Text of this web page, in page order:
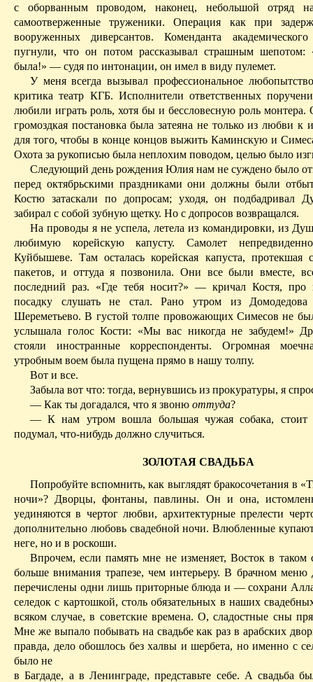
с оборванным проводом, наконец, небольшой отряд
самоотверженные труженики. Операция как при
вооруженных диверсантов. Коменданта
пугнули, что он потом рассказывал страшным
была!» — судя по интонации, он имел в виду пулемет.
У меня всегда вызывал профессиональное любопытство
критика театр КГБ. Исполнители ответственных
любили играть роль, хотя бы и бессловесную роль монтера.
громоздкая постановка была затеяна не только из любви к
для того,чтобы в конце концов выжить Каминскую и Симеса
Охота за рукописью была неплохим поводом, целью было
Следующий день рождения Юлия нам не суждено было
перед октябрьскими праздниками они должны были
Костю затаскали по допросам; уходя, он подбадривал
забирал с собой зубную щетку. Но с допросов возвращался.
На проводы я не успела, летела из командировки, из
любимую корейскую капусту. Самолет
Куйбышеве. Там осталась корейская капуста, протекшая
пакетов, и оттуда я позвонила. Они все были вместе,
последний раз. «Где тебя носит?» — кричал Костя,
посадку слушать не стал. Рано утром из
Шереметьево. В густой толпе провожающих Симесов не
услышала голос Кости: «Мы вас никогда не забудем!»
стояли иностранные корреспонденты. Огромная
утробным воем была пущена прямо в нашу толпу.
Вот и все.
Забыла вот что: тогда, вернувшись из прокуратуры, я
— Как ты догадался, что я звоню оттуда?
— К нам утром вошла большая чужая собака,
подумал, что-нибудь должно случиться.
ЗОЛОТАЯ СВАДЬБА
Попробуйте вспомнить, как выглядят бракосочетания в
ночи»? Дворцы, фонтаны, павлины. Он и она,
уединяются в чертог любви, архитектурные прелести
дополнительно любовь свадебной ночи. Влюбленные
неге, но и в роскоши.
Впрочем, если память мне не изменяет, Восток в таком
больше внимания трапезе, чем интерьеру. В брачном меню
перечислены одни лишь приторные блюда и — сохрани
селедок с картошкой, столь обязательных в наших
всяком случае, в советские времена. О, сладостные сны
Мне же выпало побывать на свадьбе как раз в арабских
правда, дело обошлось без халвы и шербета, но именно с
было не
в Багдаде, а в Ленинграде, представьте себе. А свадьба